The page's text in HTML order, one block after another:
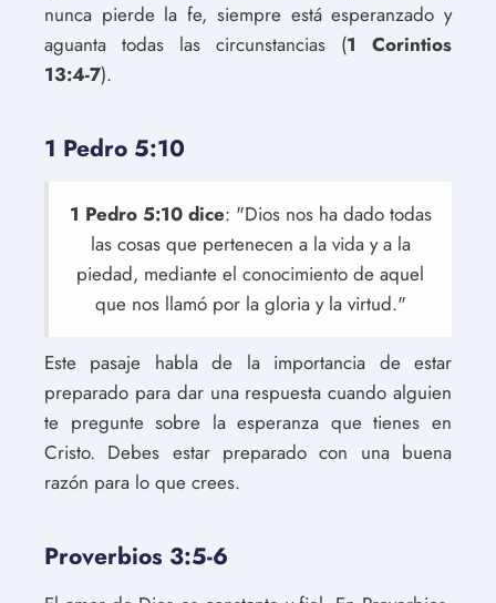
nunca pierde la fe, siempre está esperanzado y
aguanta todas las circunstancias (1 Corintios
13:4-7).
1 Pedro 5:10
1 Pedro 5:10 dice: "Dios nos ha dado todas
las cosas que pertenecen a la vida y a la
piedad, mediante el conocimiento de aquel
que nos llamó por la gloria y la virtud."
Este pasaje habla de la importancia de estar
preparado para dar una respuesta cuando alguien
te pregunte sobre la esperanza que tienes en
Cristo. Debes estar preparado con una buena
razón para lo que crees.
Proverbios 3:5-6